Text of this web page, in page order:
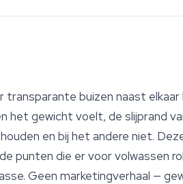
transparante buizen naast elkaar
gewicht voelt, de slijprand
en bij het andere niet.
punten die er voor volwassen
Geen marketingverhaal —